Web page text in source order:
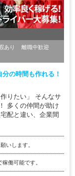
あり
離職中歓迎
の時間も作れる！
りたい」 そんなサ
多くの仲間が助け
配と違い、企業間
いします。
働可能です。